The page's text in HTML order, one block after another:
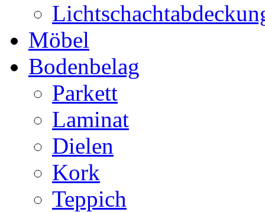
Möbel
Bodenbelag
Parkett
Laminat
Dielen
Kork
Teppich